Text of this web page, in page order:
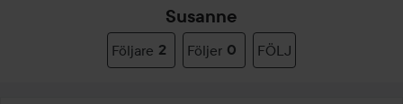
Susanne
Följare 2 Följer 0 FÖLJ